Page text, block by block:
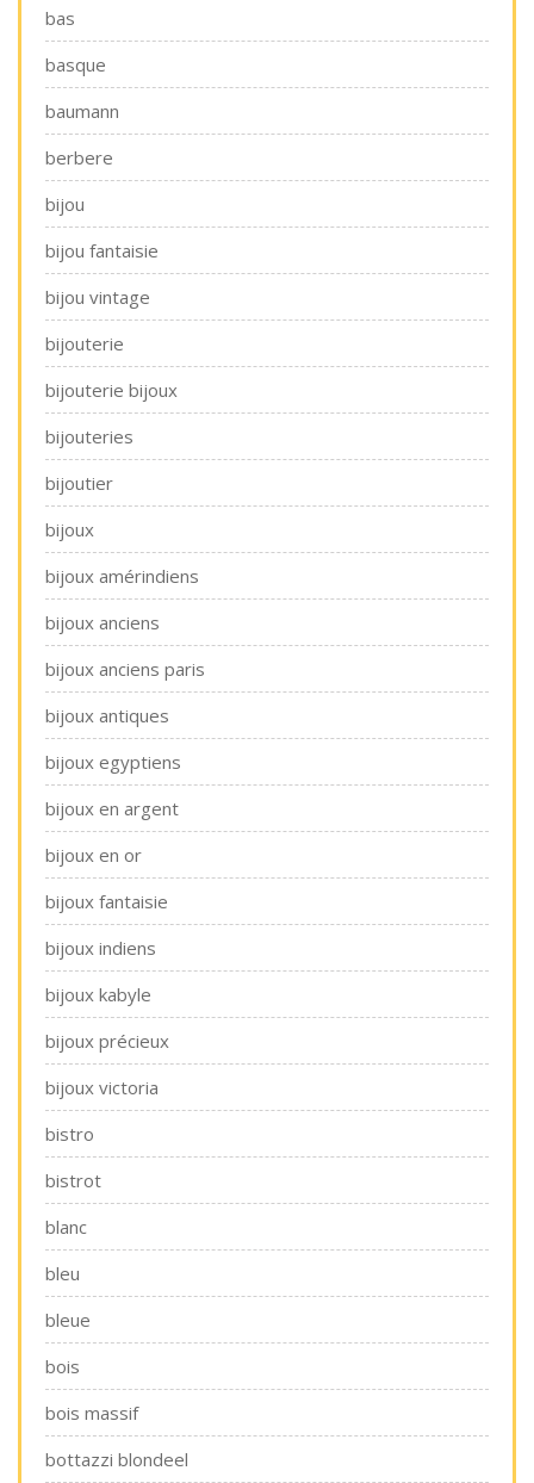
bas
basque
baumann
berbere
bijou
bijou fantaisie
bijou vintage
bijouterie
bijouterie bijoux
bijouteries
bijoutier
bijoux
bijoux amérindiens
bijoux anciens
bijoux anciens paris
bijoux antiques
bijoux egyptiens
bijoux en argent
bijoux en or
bijoux fantaisie
bijoux indiens
bijoux kabyle
bijoux précieux
bijoux victoria
bistro
bistrot
blanc
bleu
bleue
bois
bois massif
bottazzi blondeel